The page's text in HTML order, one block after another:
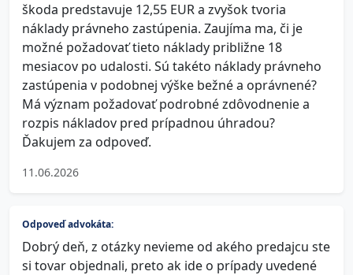
škoda predstavuje 12,55 EUR a zvyšok tvoria
náklady právneho zastúpenia. Zaujíma ma, či je
možné požadovať tieto náklady približne 18
mesiacov po udalosti. Sú takéto náklady právneho
zastúpenia v podobnej výške bežné a oprávnené?
Má význam požadovať podrobné zdôvodnenie a
rozpis nákladov pred prípadnou úhradou?
Ďakujem za odpoveď.
11.06.2026
Odpoveď advokáta:
Dobrý deň, z otázky nevieme od akého predajcu ste
si tovar objednali, preto ak ide o prípady uvedené